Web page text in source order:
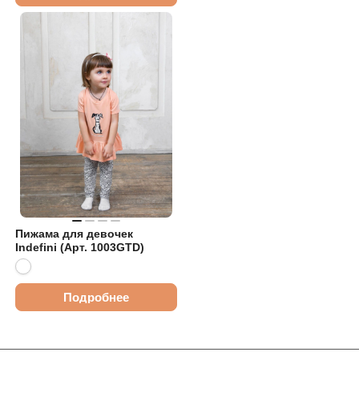
Пижама для девочек
Indefini (Арт. 1003GTD)
Подробнее